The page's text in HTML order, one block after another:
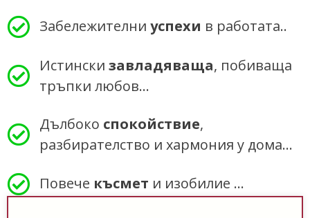
Забележителниуспехи в работата..
Истинскизавладяваща, побиваща
тръпки любов…
Дълбоко спокойствие,
разбирателство и хармония у дома…
Повече късмет и изобилие …